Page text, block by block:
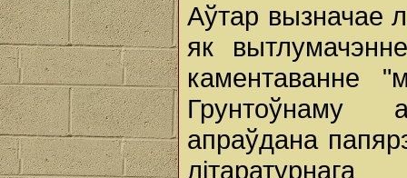
Аўтар вызначае
як
каментаванне
Грунтоўнаму
апраўдана